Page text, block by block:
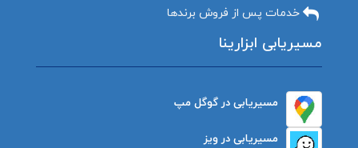
خدمات پس از فروش برندها
مسیریابی ابزارینا
مسیریابی در گوگل مپ
مسیریابی در ویز